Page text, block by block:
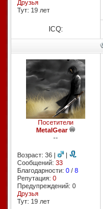
Друзья
Тут: 19 лет
ICQ:
Посетители
MetalGear
--
Возраст: 36 |
|
Сообщений: 33
Благодарности: 0/ 8
Репутация: 0
Предупреждений: 0
Друзья
Тут: 19 лет